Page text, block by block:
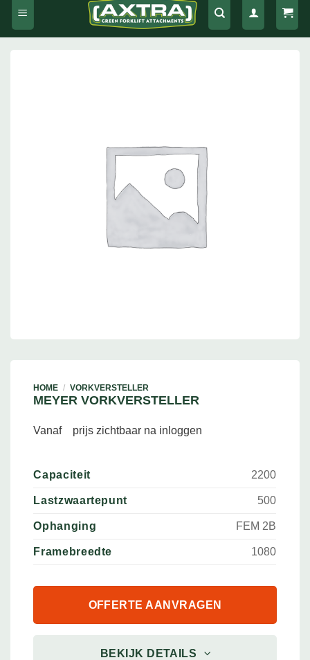
HOME / VORKVERSTELLER
MEYER VORKVERSTELLER
Vanaf prijs zichtbaar na inloggen
Capaciteit 2200
Lastzwaartepunt 500
Ophanging FEM 2B
Framebreedte 1080
OFFERTE AANVRAGEN
BEKIJK DETAILS